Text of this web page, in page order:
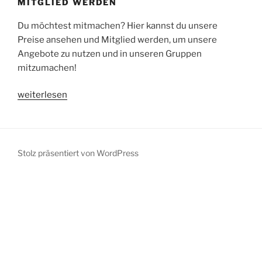
MITGLIED WERDEN
Du möchtest mitmachen? Hier kannst du unsere
Preise ansehen und Mitglied werden, um unsere
Angebote zu nutzen und in unseren Gruppen
mitzumachen!
weiterlesen
Stolz präsentiert von WordPress